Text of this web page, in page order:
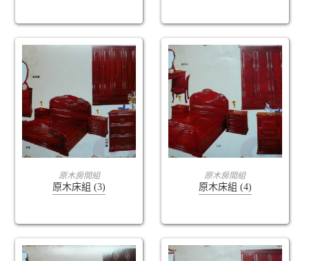
查看內容
原木房間組
原木床組 (3)
查看內容
原木房間組
原木床組 (4)